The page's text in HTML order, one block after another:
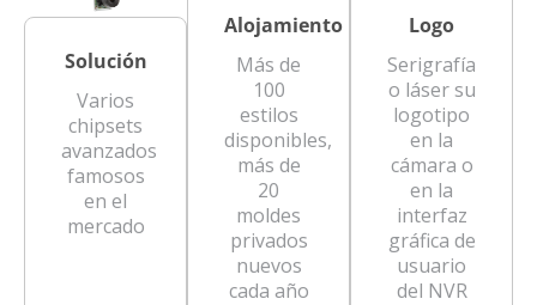
Solución
Varios
chipsets
avanzados
famosos
en el
mercado
Alojamiento
Más de
100
estilos
disponibles,
más de
20
moldes
privados
nuevos
cada año
Logo
Serigrafía
o láser su
logotipo
en la
cámara o
en la
interfaz
gráfica de
usuario
del NVR